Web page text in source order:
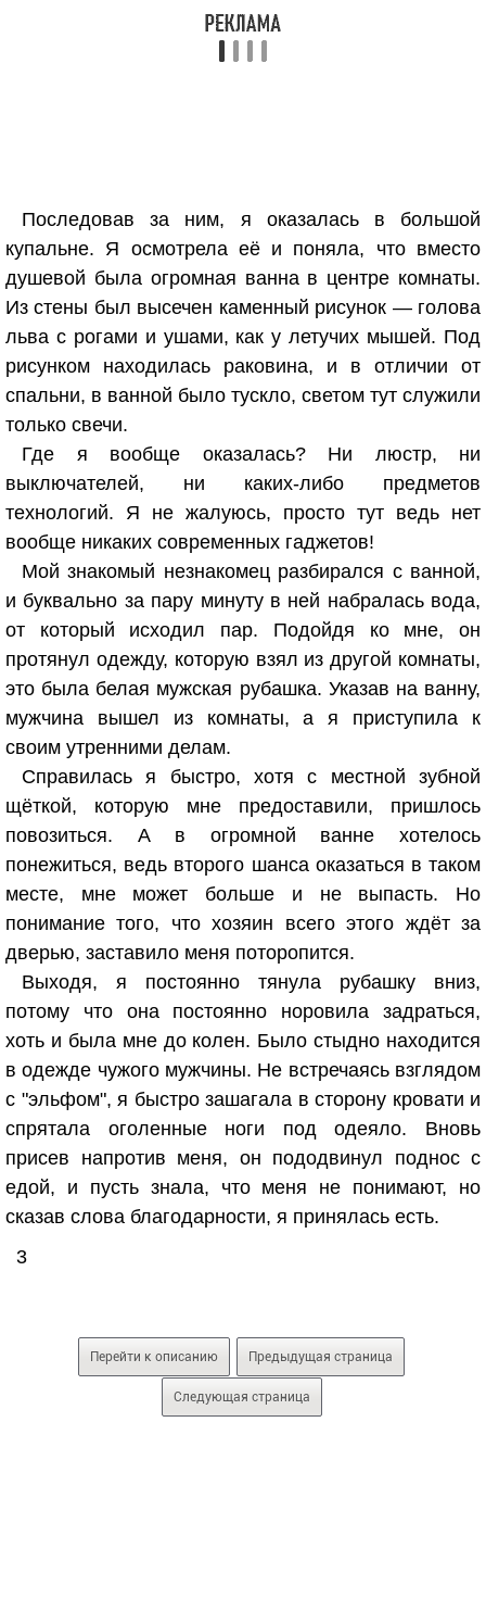
Последовав за ним, я оказалась в большой
купальне. Я осмотрела её и поняла, что вместо
душевой была огромная ванна в центре комнаты.
Из стены был высечен каменный рисунок — голова
льва с рогами и ушами, как у летучих мышей. Под
рисунком находилась раковина, и в отличии от
спальни, в ванной было тускло, светом тут служили
только свечи.
Где я вообще оказалась? Ни люстр, ни
выключателей, ни каких-либо предметов
технологий. Я не жалуюсь, просто тут ведь нет
вообще никаких современных гаджетов!
Мой знакомый незнакомец разбирался с ванной,
и буквально за пару минуту в ней набралась вода,
от который исходил пар. Подойдя ко мне, он
протянул одежду, которую взял из другой комнаты,
это была белая мужская рубашка. Указав на ванну,
мужчина вышел из комнаты, а я приступила к
своим утренними делам.
Справилась я быстро, хотя с местной зубной
щёткой, которую мне предоставили, пришлось
повозиться. А в огромной ванне хотелось
понежиться, ведь второго шанса оказаться в таком
месте, мне может больше и не выпасть. Но
понимание того, что хозяин всего этого ждёт за
дверью, заставило меня поторопится.
Выходя, я постоянно тянула рубашку вниз,
потому что она постоянно норовила задраться,
хоть и была мне до колен. Было стыдно находится
в одежде чужого мужчины. Не встречаясь взглядом
с "эльфом", я быстро зашагала в сторону кровати и
спрятала оголенные ноги под одеяло. Вновь
присев напротив меня, он пододвинул поднос с
едой, и пусть знала, что меня не понимают, но
сказав слова благодарности, я принялась есть.
3
Перейти к описанию Предыдущая страница
Следующая страница